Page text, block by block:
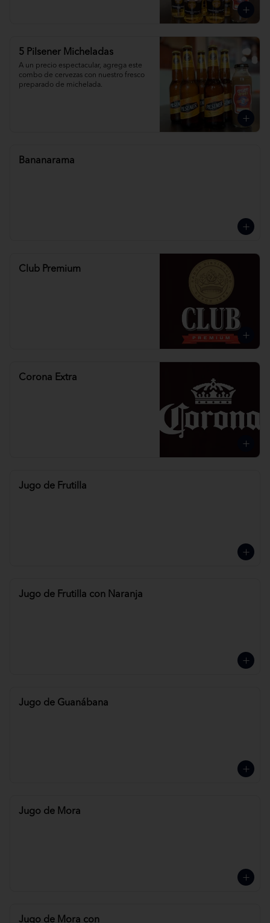
5 Pilsener Micheladas
A un precio espectacular, agrega este
combo de cervezas con nuestro fresco
preparado de michelada.
Bananarama
Club Premium
Corona Extra
Jugo de Frutilla
Jugo de Frutilla con Naranja
Jugo de Guanábana
Jugo de Mora
Jugo de Mora con